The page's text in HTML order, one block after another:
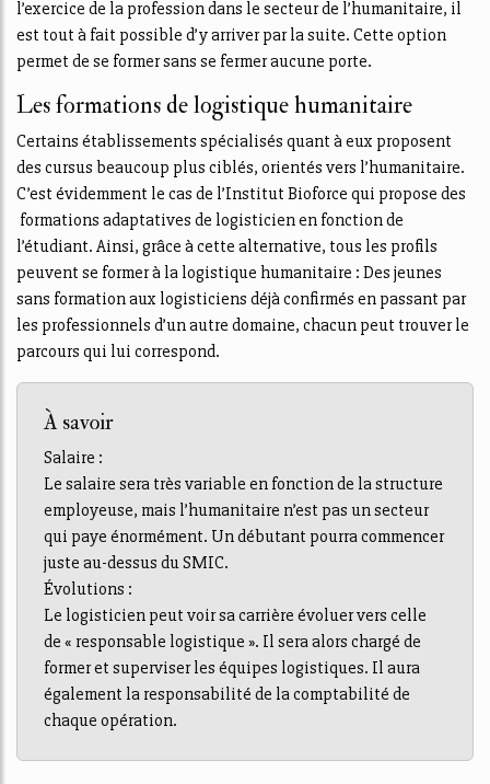
l’exercice de la profession dans le secteur de l’humanitaire, il
est tout à fait possible d’y arriver par la suite. Cette option
permet de se former sans se fermer aucune porte.
Les formations de logistique humanitaire
Certains établissements spécialisés quant à eux proposent
des cursus beaucoup plus ciblés, orientés vers l’humanitaire.
C’est évidemment le cas de l’Institut Bioforce qui propose des
formations adaptatives de logisticien en fonction de
l’étudiant. Ainsi, grâce à cette alternative, tous les profils
peuvent se former à la logistique humanitaire : Des jeunes
sans formation aux logisticiens déjà confirmés en passant par
les professionnels d’un autre domaine, chacun peut trouver le
parcours qui lui correspond.
À savoir
Salaire :
Le salaire sera très variable en fonction de la structure
employeuse, mais l’humanitaire n’est pas un secteur
qui paye énormément. Un débutant pourra commencer
juste au-dessus du SMIC.
Évolutions :
Le logisticien peut voir sa carrière évoluer vers celle
de « responsable logistique ». Il sera alors chargé de
former et superviser les équipes logistiques. Il aura
également la responsabilité de la comptabilité de
chaque opération.